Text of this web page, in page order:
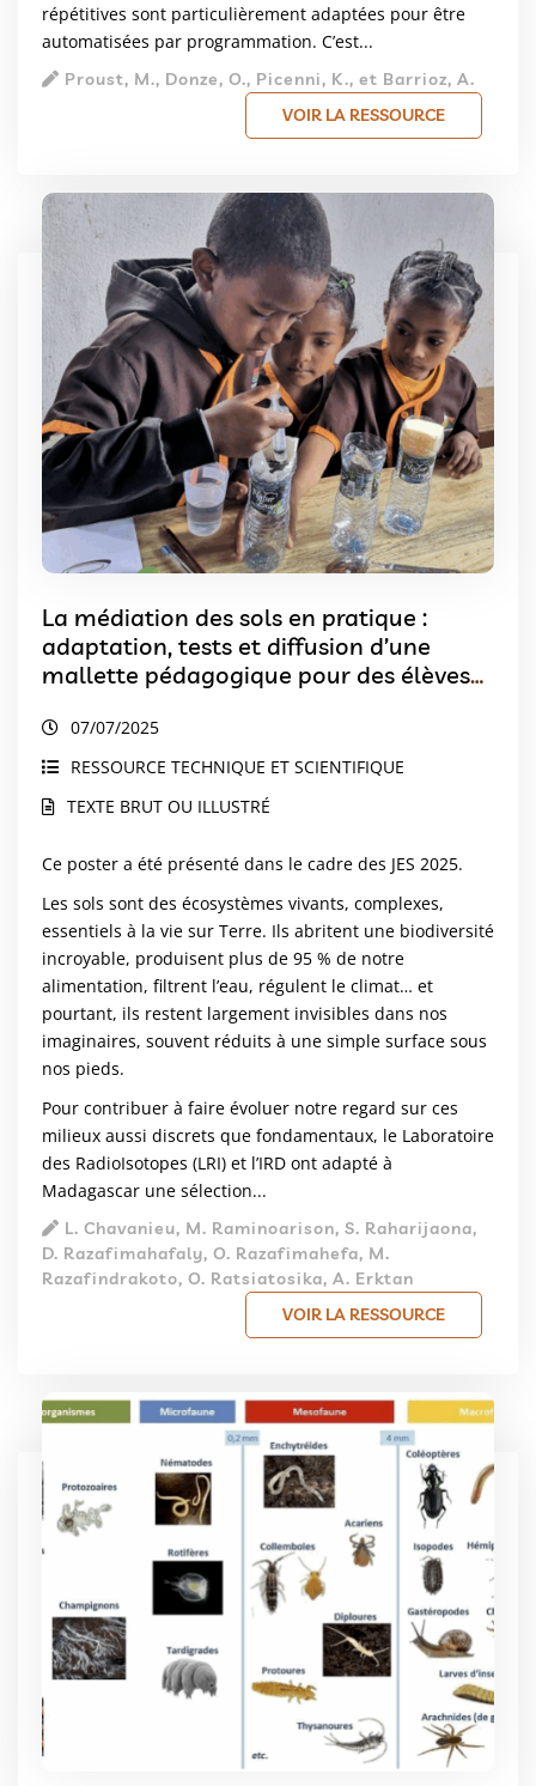
répétitives sont particulièrement adaptées pour être
automatisées par programmation. C’est...
Proust, M., Donze, O., Picenni, K., et Barrioz, A.
VOIR LA RESSOURCE
La médiation des sols en pratique :
adaptation, tests et diffusion d’une
mallette pédagogique pour des élèves
07/07/2025
RESSOURCE TECHNIQUE ET SCIENTIFIQUE
TEXTE BRUT OU ILLUSTRÉ
Ce poster a été présenté dans le cadre des JES 2025.
Les sols sont des écosystèmes vivants, complexes,
essentiels à la vie sur Terre. Ils abritent une biodiversité
incroyable, produisent plus de 95 % de notre
alimentation, filtrent l’eau, régulent le climat… et
pourtant, ils restent largement invisibles dans nos
imaginaires, souvent réduits à une simple surface sous
nos pieds.
Pour contribuer à faire évoluer notre regard sur ces
milieux aussi discrets que fondamentaux, le Laboratoire
des RadioIsotopes (LRI) et l’IRD ont adapté à
Madagascar une sélection...
L. Chavanieu, M. Raminoarison, S. Raharijaona,
D. Razafimahafaly, O. Razafimahefa, M.
Razafindrakoto, O. Ratsiatosika, A. Erktan
VOIR LA RESSOURCE